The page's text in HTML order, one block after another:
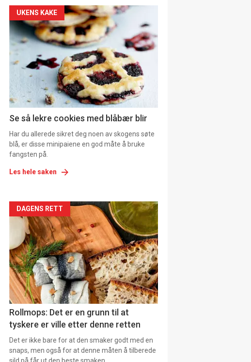
Artikler
detail
-
section
11
Dagens
rett
2
UKENS KAKE
Se så lekre cookies med blåbær blir
Har du allerede sikret deg noen av skogens søte
blå, er disse minipaiene en god måte å bruke
fangsten på.
Les hele saken
Artikler
detail
-
section
11
Ukens
vin
DAGENS RETT
Rollmops: Det er en grunn til at
tyskere er ville etter denne retten
Det er ikke bare for at den smaker godt med en
snaps, men også for at denne måten å tilberede